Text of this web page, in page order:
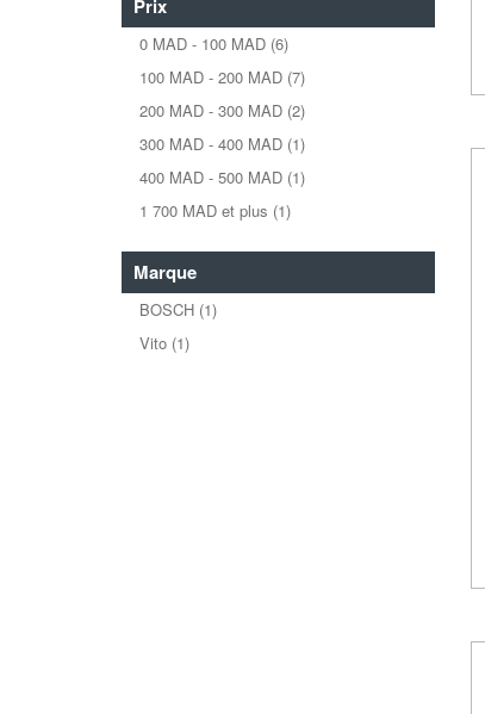
Prix
0 MAD - 100 MAD (6)
100 MAD - 200 MAD (7)
200 MAD - 300 MAD (2)
300 MAD - 400 MAD (1)
400 MAD - 500 MAD (1)
1 700 MAD et plus (1)
Marque
BOSCH (1)
Vito (1)